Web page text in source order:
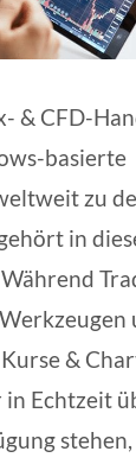
& CFD-
basierte
zu
in
&
Echtzeit